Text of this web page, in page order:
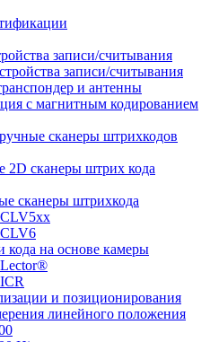
записи/считывания
записи/считывания
и антенны
с магнитным кодированием
сканеры штрихкодов
2D сканеры штрих кода
сканеры штрихкода
кода на основе камеры
и позиционирования
линейного положения